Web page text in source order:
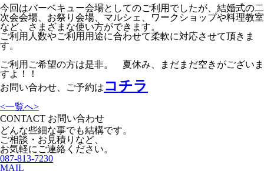
今回はバーベキュー会場としてのご利用でしたが、結婚式の二
次会会場、お祭り会場、マルシェ、ワークショップや料理教室
など、さまざまな使い方ができます。
ご利用人数やご利用用途に合わせて柔軟に対応させて頂きま
す。
ご利用ご希望の方は是非。 夏休み、まだまだ空きがございま
すよ！！
お問い合わせ、ご予約は コチラ
<一覧へ>
CONTACT お問い合わせ
どんな些細な事でも結構です。
ご相談・お見積りなど、
お気軽にご連絡ください。
087-813-7230
MAIL